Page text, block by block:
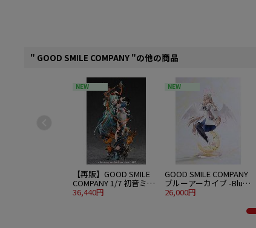
" GOOD SMILE COMPANY "の他の商品
NEW
【再販】GOOD SMILE
COMPANY 1/7 初音ミク
十面埋伏Ver.
36,440円
NEW
GOOD SMILE COMPANY
ブルーアーカイブ -Blue
Archive- G.S.Collection
26,000円